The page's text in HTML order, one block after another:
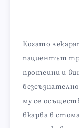
Когато
пациентът
протеини и
му се
вкарва в